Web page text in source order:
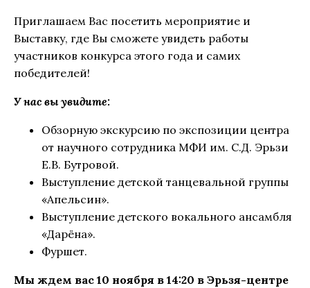
Приглашаем Вас посетить мероприятие и
Выставку, где Вы сможете увидеть работы
участников конкурса этого года и самих
победителей!
У нас вы увидите:
Обзорную экскурсию по экспозиции центра
от научного сотрудника МФИ им. С.Д. Эрьзи
Е.В. Бутровой.
Выступление детской танцевальной группы
«Апельсин».
Выступление детского вокального ансамбля
«Дарёна».
Фуршет.
Мы ждем вас 10 ноября в 14:20 в Эрьзя-центре